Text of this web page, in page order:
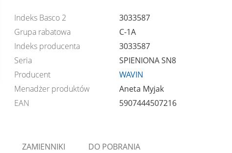
Indeks Basco 2
3033587
Grupa rabatowa
C-1A
Indeks producenta
3033587
Seria
SPIENIONA SN8
Producent
WAVIN
Menadżer produktów
Aneta Myjak
EAN
5907444507216
ZAMIENNIKI DO POBRANIA